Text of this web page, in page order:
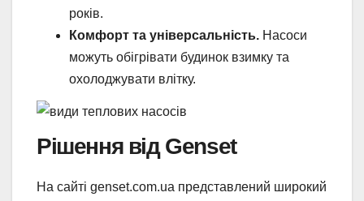
років.
Комфорт та універсальність. Насоси
можуть обігрівати будинок взимку та
охолоджувати влітку.
Рішення від Genset
На сайті genset.com.ua представлений широкий